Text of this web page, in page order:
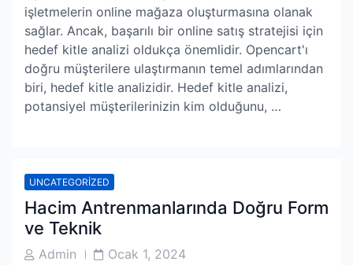
işletmelerin online mağaza oluşturmasına olanak
sağlar. Ancak, başarılı bir online satış stratejisi için
hedef kitle analizi oldukça önemlidir. Opencart'ı
doğru müşterilere ulaştırmanın temel adımlarından
biri, hedef kitle analizidir. Hedef kitle analizi,
potansiyel müşterilerinizin kim olduğunu, …
UNCATEGORIZED
Hacim Antrenmanlarında Doğru Form
ve Teknik
PostAdmin
PostOcak 1, 2024